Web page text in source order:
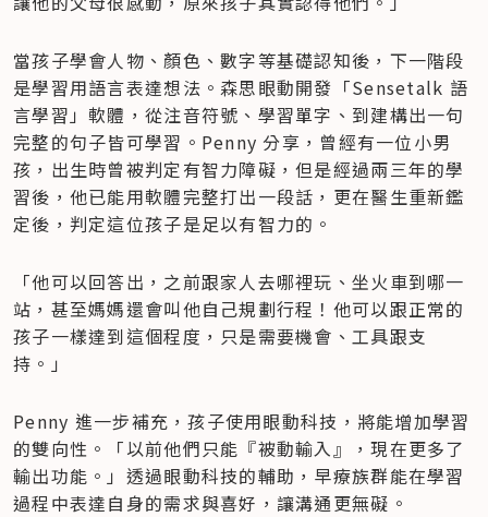
當孩子學會人物、顏色、數字等基礎認知後，下一階段
是學習用語言表達想法。森思眼動開發「Sensetalk 語
言學習」軟體，從注音符號、學習單字、到建構出一句
完整的句子皆可學習。Penny 分享，曾經有一位小男
孩，出生時曾被判定有智力障礙，但是經過兩三年的學
習後，他已能用軟體完整打出一段話，更在醫生重新鑑
定後，判定這位孩子是足以有智力的。
「他可以回答出，之前跟家人去哪裡玩、坐火車到哪一
站，甚至媽媽還會叫他自己規劃行程！他可以跟正常的
孩子一樣達到這個程度，只是需要機會、工具跟支
持。」
Penny 進一步補充，孩子使用眼動科技，將能增加學習
的雙向性。「以前他們只能『被動輸入』，現在更多了
輸出功能。」透過眼動科技的輔助，早療族群能在學習
過程中表達自身的需求與喜好，讓溝通更無礙。